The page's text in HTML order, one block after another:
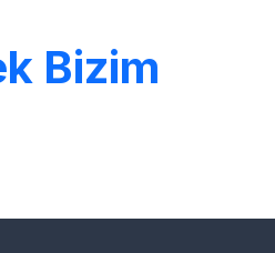
Bizim